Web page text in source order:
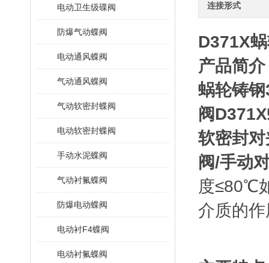
电动卫生级碟阀
防爆气动蝶阀
电动通风蝶阀
气动通风蝶阀
气动软密封蝶阀
电动软密封蝶阀
手动水泥蝶阀
气动衬氟蝶阀
防爆电动蝶阀
电动衬F4蝶阀
电动衬氟蝶阀
连接形式
D371X
产品简
蜗轮铸
阀
软密封
阀/手动
度≤80℃
介质的